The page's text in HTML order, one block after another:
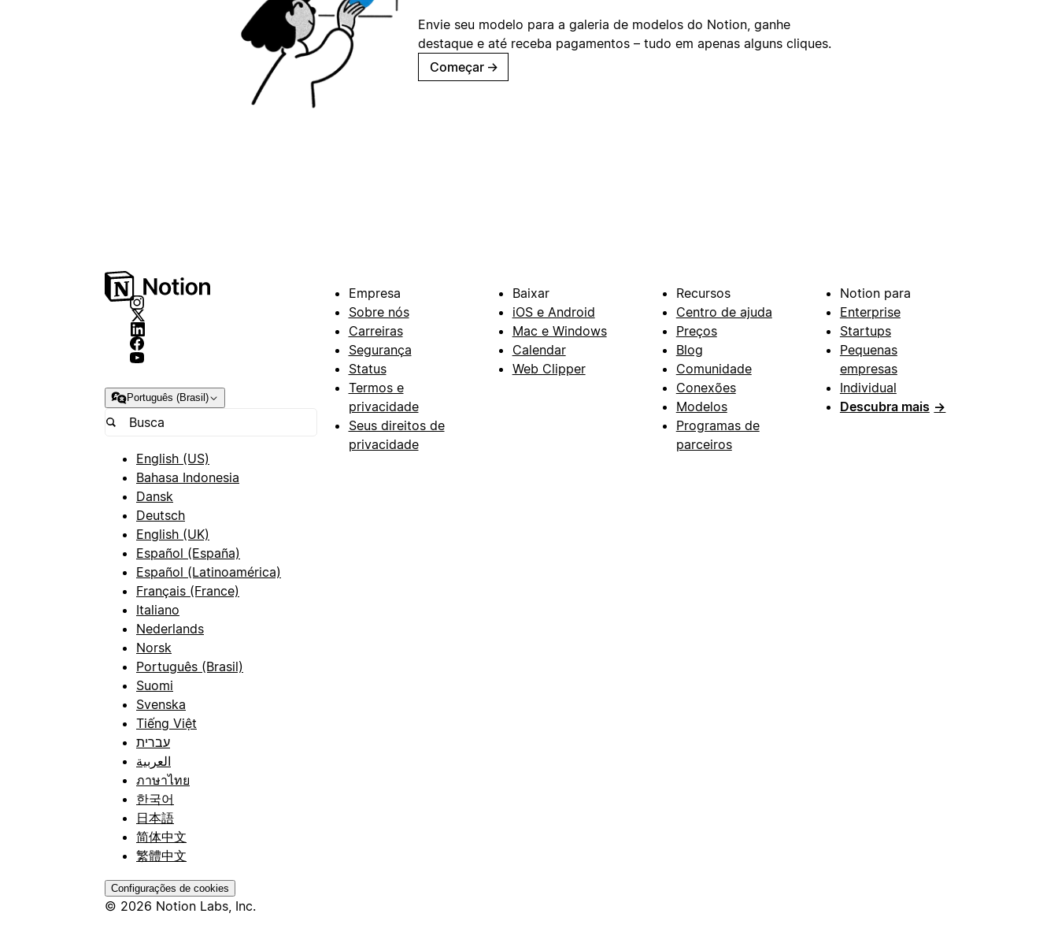
Envie seu modelo para a galeria de modelos do Notion, ganhe
destaque e até receba pagamentos – tudo em apenas alguns cliques.
Começar →
Português (Brasil)
English (US)
Bahasa Indonesia
Dansk
Deutsch
English (UK)
Español (España)
Español (Latinoamérica)
Français (France)
Italiano
Nederlands
Norsk
Português (Brasil)
Suomi
Svenska
Tiếng Việt
עברית
العربية
ภาษาไทย
한국어
日本語
简体中文
繁體中文
Configurações de cookies
© 2026 Notion Labs, Inc.
Empresa
Sobre nós
Carreiras
Segurança
Status
Termos e
privacidade
Seus direitos de
privacidade
Baixar
iOS e Android
Mac e Windows
Calendar
Web Clipper
Recursos
Centro de ajuda
Preços
Blog
Comunidade
Conexões
Modelos
Programas de
parceiros
Notion para
Enterprise
Startups
Pequenas
empresas
Individual
Descubra mais →